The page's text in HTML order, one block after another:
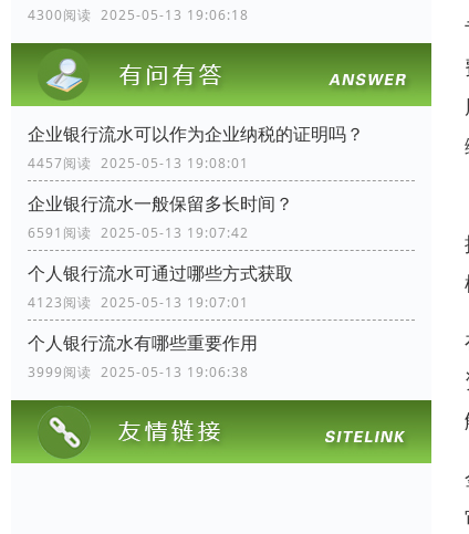
4300阅读 2025-05-13 19:06:18
企业银行流水可以作为企业纳税的证明吗？
4457阅读 2025-05-13 19:08:01
企业银行流水一般保留多长时间？
6591阅读 2025-05-13 19:07:42
个人银行流水可通过哪些方式获取
4123阅读 2025-05-13 19:07:01
个人银行流水有哪些重要作用
3999阅读 2025-05-13 19:06:38